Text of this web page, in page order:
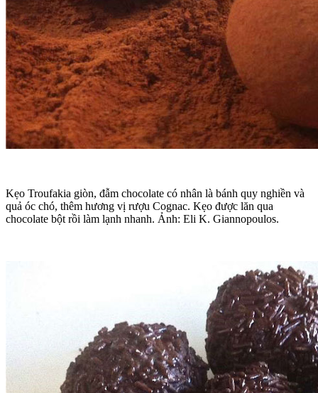
Kẹo Troufakia giòn, đẫm chocolate có nhân là bánh quy nghiền và
quả óc chó, thêm hương vị rượu Cognac. Kẹo được lăn qua
chocolate bột rồi làm lạnh nhanh. Ảnh: Eli K. Giannopoulos.